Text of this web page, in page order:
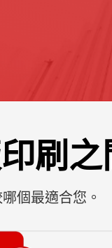
刷之
個最適合您。